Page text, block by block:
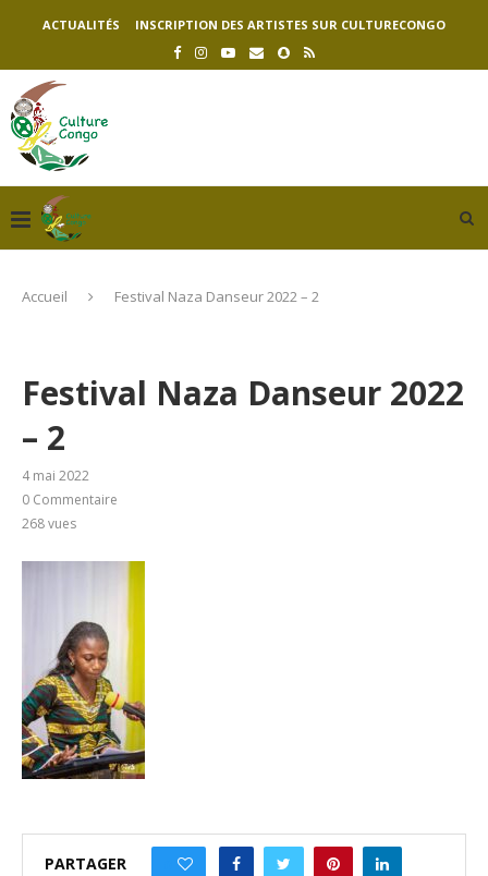
ACTUALITÉS INSCRIPTION DES ARTISTES SUR CULTURECONGO
Accueil Festival Naza Danseur 2022 – 2
Festival Naza Danseur 2022
– 2
4 mai 2022
0 Commentaire
268vues
PARTAGER